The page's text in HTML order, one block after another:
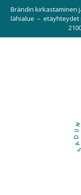
Siirry
sisältöön
Brändin
lähialue –